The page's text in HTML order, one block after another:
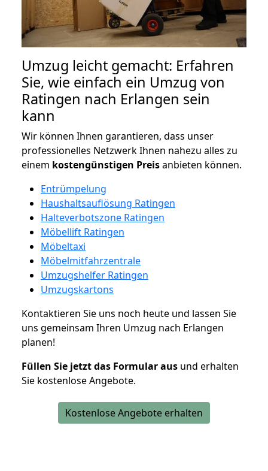
Umzug leicht gemacht: Erfahren
Sie, wie einfach ein Umzug von
Ratingen nach Erlangen sein
kann
Wir können Ihnen garantieren, dass unser
professionelles Netzwerk Ihnen nahezu alles zu
einem kostengünstigen Preisanbieten können.
Entrümpelung
Haushaltsauflösung Ratingen
Halteverbotszone Ratingen
Möbellift Ratingen
Möbeltaxi
Möbelmitfahrzentrale
Umzugshelfer Ratingen
Umzugskartons
Kontaktieren Sie uns noch heute und lassen Sie
uns gemeinsam Ihren Umzug nach Erlangen
planen!
Füllen Sie jetzt das Formular aus und erhalten
Sie kostenlose Angebote.
Kostenlose Angebote erhalten